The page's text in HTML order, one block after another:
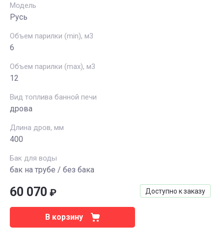
Модель
Русь
Объем парилки (min), м3
6
Объем парилки (max), м3
12
Вид топлива банной печи
дрова
Длина дров, мм
400
Бак для воды
бак на трубе / без бака
Доступно к заказу
60 070 ₽
В корзину